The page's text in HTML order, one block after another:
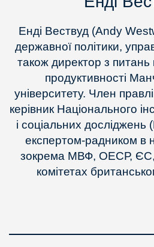
Енді Вествуд (Andy
державної політики,
також директор з питань
продуктивності
університету. Член
керівник Національного
і соціальних
експертом-радником в
зокрема МВФ, ОЕСР, ЄС,
комітетах